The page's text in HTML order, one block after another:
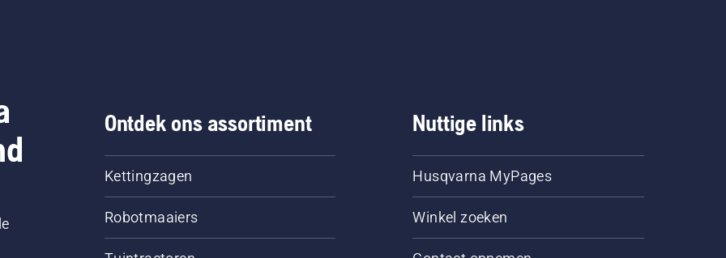
Ontdek ons assortiment
Kettingzagen
Robotmaaiers
Nuttige links
Husqvarna MyPages
Winkel zoeken